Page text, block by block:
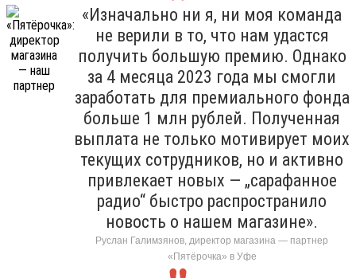
«Изначально ни я, ни моя команда
не верили в то, что нам удастся
получить большую премию. Однако
за 4 месяца 2023 года мы смогли
заработать для премиального фонда
больше 1 млн рублей. Полученная
выплата не только мотивирует моих
текущих сотрудников, но и активно
привлекает новых — „сарафанное
радио“ быстро распространило
новость о нашем магазине».
Руслан Галимзянов, директор магазина — партнер
«Пятёрочка» в Уфе